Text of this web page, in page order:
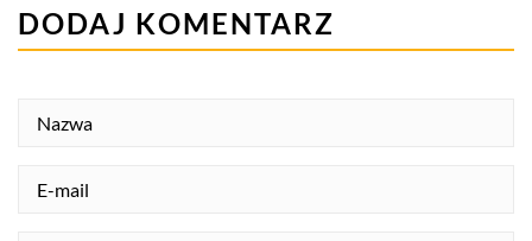
DODAJ KOMENTARZ